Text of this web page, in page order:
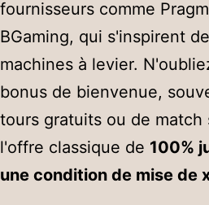
fournisseurs comme
BGaming, qui s'inspirent
machines à levier.
bonus de bienvenue,
tours gratuits ou de match
l'offre classique de 100%
une condition de mise de